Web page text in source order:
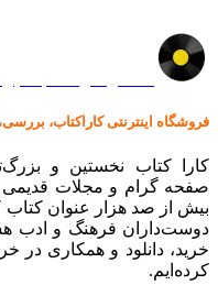
فروشگاه اینترنتی کاراکتاب،
کارا کتاب نخستین و
صفحه گرام و مجلات قدیمی
بیش از صد هزار عنوان
خرید، دانلود و همکاری در
کرده‌ایم.